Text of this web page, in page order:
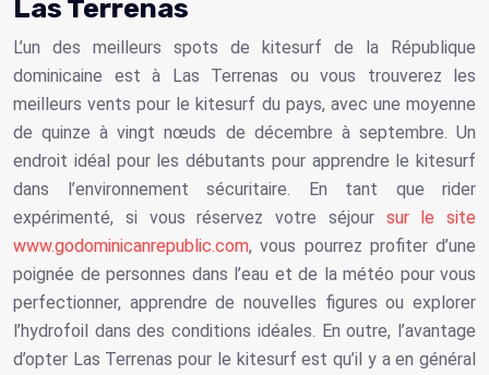
Las Terrenas
L’un des meilleurs spots de kitesurf de la République
dominicaine est à Las Terrenas ou vous trouverez les
meilleurs vents pour le kitesurf du pays, avec une moyenne
de quinze à vingt nœuds de décembre à septembre. Un
endroit idéal pour les débutants pour apprendre le kitesurf
dans l’environnement sécuritaire. En tant que rider
expérimenté, si vous réservez votre séjour sur le site
www.godominicanrepublic.com, vous pourrez profiter d’une
poignée de personnes dans l’eau et de la météo pour vous
perfectionner, apprendre de nouvelles figures ou explorer
l’hydrofoil dans des conditions idéales. En outre, l’avantage
d’opter Las Terrenas pour le kitesurf est qu’il y a en général